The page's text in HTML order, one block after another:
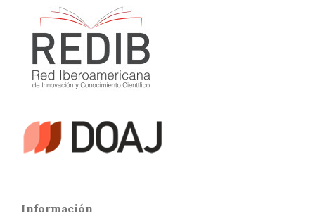
Información